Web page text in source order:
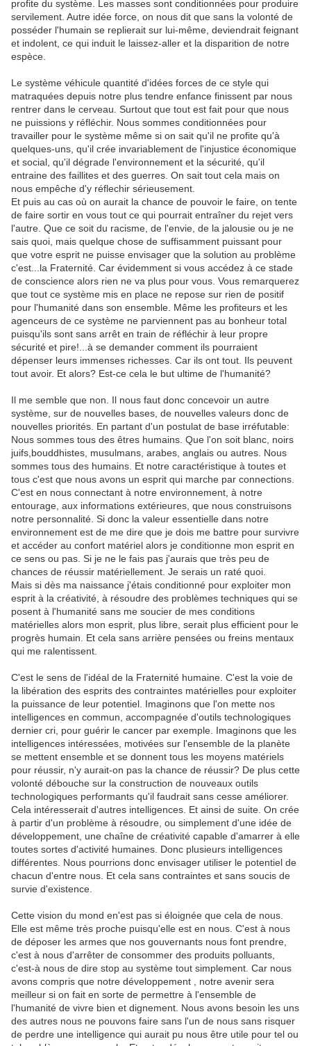
profite du système. Les masses sont conditionnées pour produire
servilement. Autre idée force, on nous dit que sans la volonté de
posséder l'humain se replierait sur lui-même, deviendrait feignant
et indolent, ce qui induit le laissez-aller et la disparition de notre
espèce.
Le système véhicule quantité d'idées forces de ce style qui
matraquées depuis notre plus tendre enfance finissent par nous
rentrer dans le cerveau. Surtout que tout est fait pour que nous
ne puissions y réfléchir. Nous sommes conditionnées pour
travailler pour le système même si on sait qu'il ne profite qu'à
quelques-uns, qu'il crée invariablement de l'injustice économique
et social, qu'il dégrade l'environnement et la sécurité, qu'il
entraine des faillites et des guerres. On sait tout cela mais on
nous empêche d'y réflechir sérieusement.
Et puis au cas où on aurait la chance de pouvoir le faire, on tente
de faire sortir en vous tout ce qui pourrait entraîner du rejet vers
l'autre. Que ce soit du racisme, de l'envie, de la jalousie ou je ne
sais quoi, mais quelque chose de suffisamment puissant pour
que votre esprit ne puisse envisager que la solution au problème
c'est...la Fraternité. Car évidemment si vous accédez à ce stade
de conscience alors rien ne va plus pour vous. Vous remarquerez
que tout ce système mis en place ne repose sur rien de positif
pour l'humanité dans son ensemble. Même les profiteurs et les
agenceurs de ce système ne parviennent pas au bonheur total
puisqu'ils sont sans arrêt en train de réfléchir à leur propre
sécurité et pire!...à se demander comment ils pourraient
dépenser leurs immenses richesses. Car ils ont tout. Ils peuvent
tout avoir. Et alors? Est-ce cela le but ultime de l'humanité?
Il me semble que non. Il nous faut donc concevoir un autre
système, sur de nouvelles bases, de nouvelles valeurs donc de
nouvelles priorités. En partant d'un postulat de base irréfutable:
Nous sommes tous des êtres humains. Que l'on soit blanc, noirs
juifs,bouddhistes, musulmans, arabes, anglais ou autres. Nous
sommes tous des humains. Et notre caractéristique à toutes et
tous c'est que nous avons un esprit qui marche par connections.
C'est en nous connectant à notre environnement, à notre
entourage, aux informations extérieures, que nous construisons
notre personnalité. Si donc la valeur essentielle dans notre
environnement est de me dire que je dois me battre pour survivre
et accéder au confort matériel alors je conditionne mon esprit en
ce sens ou pas. Si je ne le fais pas j'aurais que très peu de
chances de réussir matériellement. Je serais un raté quoi.
Mais si dès ma naissance j'étais conditionné pour exploiter mon
esprit à la créativité, à résoudre des problèmes techniques qui se
posent à l'humanité sans me soucier de mes conditions
matérielles alors mon esprit, plus libre, serait plus efficient pour le
progrès humain. Et cela sans arrière pensées ou freins mentaux
qui me ralentissent.
C'est le sens de l'idéal de la Fraternité humaine. C'est la voie de
la libération des esprits des contraintes matérielles pour exploiter
la puissance de leur potentiel. Imaginons que l'on mette nos
intelligences en commun, accompagnée d'outils technologiques
dernier cri, pour guérir le cancer par exemple. Imaginons que les
intelligences intéressées, motivées sur l'ensemble de la planète
se mettent ensemble et se donnent tous les moyens matériels
pour réussir, n'y aurait-on pas la chance de réussir? De plus cette
volonté débouche sur la construction de nouveaux outils
technologiques performants qu'il faudrait sans cesse améliorer.
Cela intéresserait d'autres intelligences. Et ainsi de suite. On crée
à partir d'un problème à résoudre, ou simplement d'une idée de
développement, une chaîne de créativité capable d'amarrer à elle
toutes sortes d'activité humaines. Donc plusieurs intelligences
différentes. Nous pourrions donc envisager utiliser le potentiel de
chacun d'entre nous. Et cela sans contraintes et sans soucis de
survie d'existence.
Cette vision du mond en'est pas si éloignée que cela de nous.
Elle est même très proche puisqu'elle est en nous. C'est à nous
de déposer les armes que nos gouvernants nous font prendre,
c'est à nous d'arrêter de consommer des produits polluants,
c'est-à nous de dire stop au système tout simplement. Car nous
avons compris que notre développement , notre avenir sera
meilleur si on fait en sorte de permettre à l'ensemble de
l'humanité de vivre bien et dignement. Nous avons besoin les uns
des autres nous ne pouvons faire sans l'un de nous sans risquer
de perdre une intelligence qui aurait pu nous être utile pour tel ou